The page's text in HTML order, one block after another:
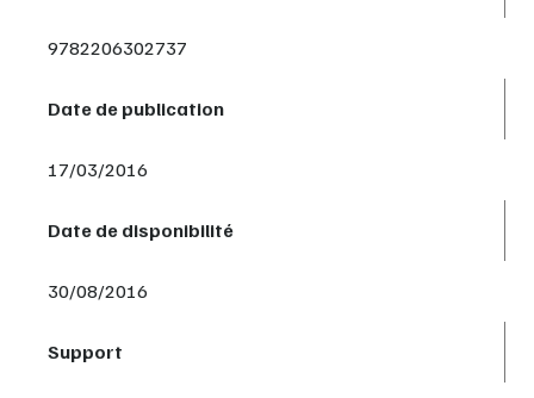
9782206302737
Date de publication
17/03/2016
Date de disponibilité
30/08/2016
Support